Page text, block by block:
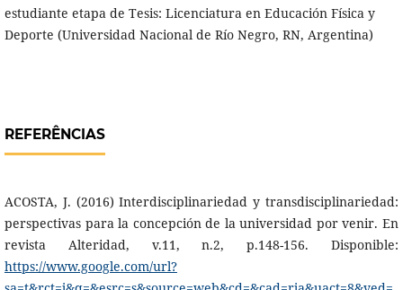
estudiante etapa de Tesis: Licenciatura en Educación Física y
Deporte (Universidad Nacional de Río Negro, RN, Argentina)
REFERÊNCIAS
ACOSTA, J. (2016) Interdisciplinariedad y transdisciplinariedad:
perspectivas para la concepción de la universidad por venir. En
revista Alteridad, v.11, n.2, p.148-156. Disponible:
https://www.google.com/url?